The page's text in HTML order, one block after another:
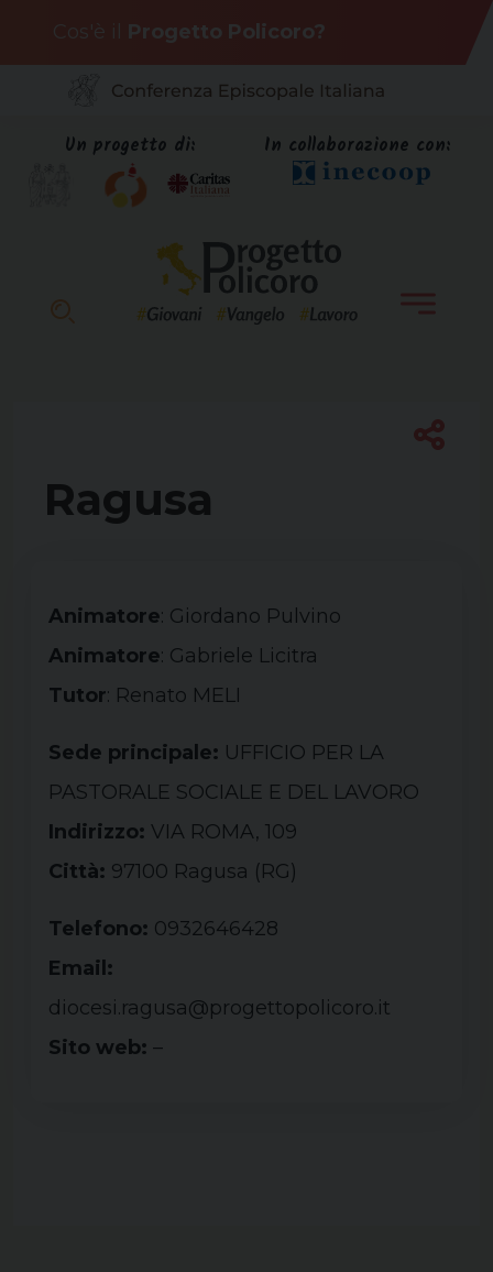
content
Cos'è il Progetto Policoro?
Un progetto di: In collaborazione con:
Ragusa
Animatore: Giordano Pulvino
Animatore: Gabriele Licitra
Tutor: Renato MELI
Sede principale: UFFICIO PER LA
PASTORALE SOCIALE E DEL LAVORO
Indirizzo: VIA ROMA, 109
Città: 97100 Ragusa (RG)
Telefono: 0932646428
Email:
diocesi.ragusa@progettopolicoro.it
Sito web: –